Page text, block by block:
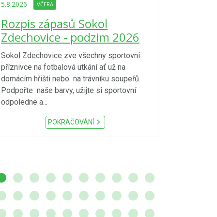
5.8.2026 VČERA
Rozpis zápasů Sokol
Zdechovice - podzim 2026
Sokol Zdechovice zve všechny sportovní
příznivce na fotbalová utkání ať už na
domácím hřišti nebo na trávníku soupeřů.
Podpořte naše barvy, užijte si sportovní
odpoledne a...
POKRAČOVÁNÍ